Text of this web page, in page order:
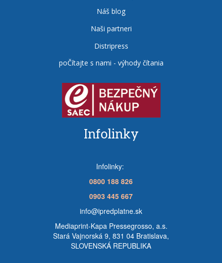
Náš blog
Naši partneri
Distripress
poČítajte s nami - výhody čítania
Infolinky
Infolinky:
0800 188 826
0903 445 667
info@ipredplatne.sk
Mediaprint-Kapa Pressegrosso, a.s.
Stará Vajnorská 9, 831 04 Bratislava,
SLOVENSKÁ REPUBLIKA